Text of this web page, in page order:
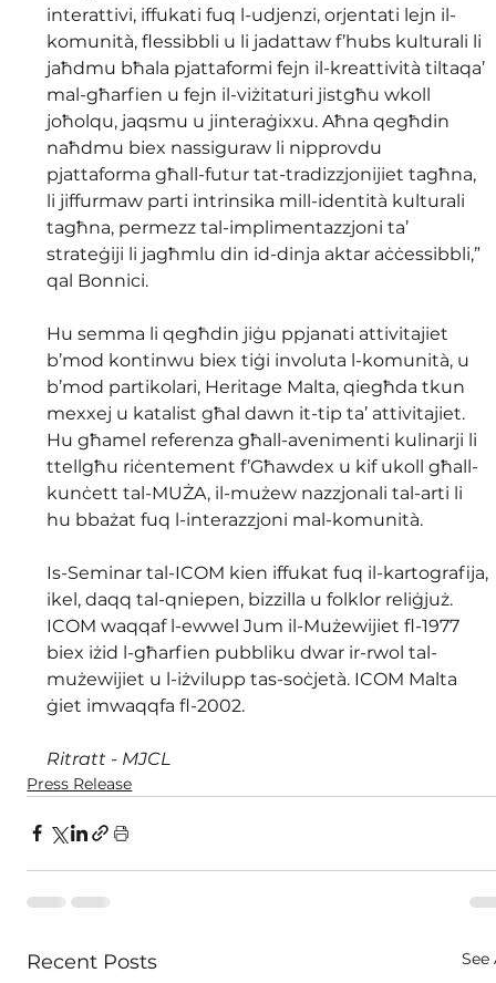
interattivi, iffukati fuq l-udjenzi, orjentati lejn il-
komunità, flessibbli u li jadattaw f’hubs kulturali li
jaħdmu bħala pjattaformi fejn il-kreattività tiltaqa’
mal-għarfien u fejn il-viżitaturi jistgħu wkoll
joħolqu, jaqsmu u jinteraġixxu. Aħna qegħdin
naħdmu biex nassiguraw li nipprovdu
pjattaforma għall-futur tat-tradizzjonijiet tagħna,
li jiffurmaw parti intrinsika mill-identità kulturali
tagħna, permezz tal-implimentazzjoni ta’
strateġiji li jagħmlu din id-dinja aktar aċċessibbli,”
qal Bonnici.
Hu semma li qegħdin jiġu ppjanati attivitajiet
b’mod kontinwu biex tiġi involuta l-komunità, u
b’mod partikolari, Heritage Malta, qiegħda tkun
mexxej u katalist għal dawn it-tip ta’ attivitajiet.
Hu għamel referenza għall-avenimenti kulinarji li
ttellgħu riċentement f’Għawdex u kif ukoll għall-
kunċett tal-MUŻA, il-mużew nazzjonali tal-arti li
hu bbażat fuq l-interazzjoni mal-komunità.
Is-Seminar tal-ICOM kien iffukat fuq il-kartografija,
ikel, daqq tal-qniepen, bizzilla u folklor reliġjuż.
ICOM waqqaf l-ewwel Jum il-Mużewijiet fl-1977
biex iżid l-għarfien pubbliku dwar ir-rwol tal-
mużewijiet u l-iżvilupp tas-soċjetà. ICOM Malta
ġiet imwaqqfa fl-2002.
Ritratt - MJCL
Press Release
Recent Posts See